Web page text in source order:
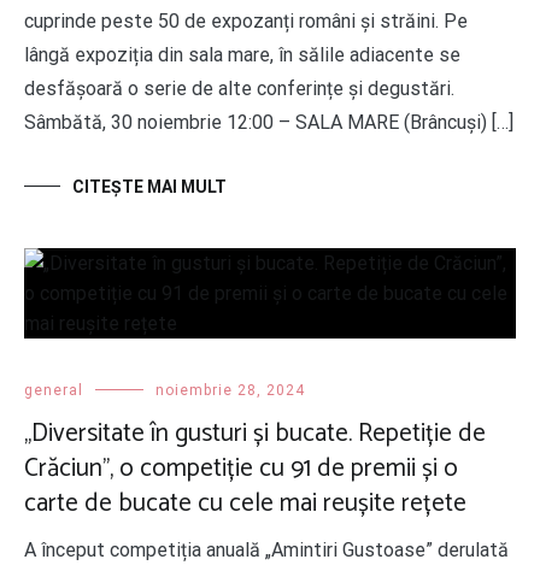
cuprinde peste 50 de expozanți români și străini. Pe
lângă expoziția din sala mare, în sălile adiacente se
desfășoară o serie de alte conferințe și degustări.
Sâmbătă, 30 noiembrie 12:00 – SALA MARE (Brâncuși) […]
CITEŞTE MAI MULT
general noiembrie 28, 2024
„Diversitate în gusturi și bucate. Repetiție de
Crăciun”, o competiție cu 91 de premii și o
carte de bucate cu cele mai reușite rețete
A început competiția anuală „Amintiri Gustoase” derulată